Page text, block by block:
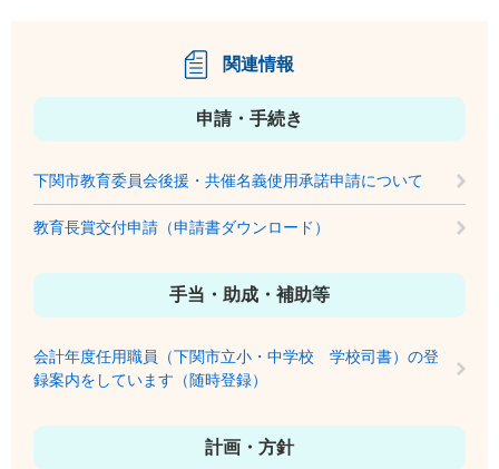
関連情報
申請・手続き
下関市教育委員会後援・共催名義使用承諾申請について
教育長賞交付申請（申請書ダウンロード）
手当・助成・補助等
会計年度任用職員（下関市立小・中学校 学校司書）の登
録案内をしています（随時登録）
計画・方針